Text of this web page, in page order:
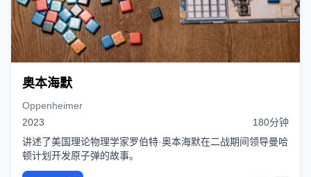
奥本海默
Oppenheimer
2023
180分钟
讲述了美国理论物理学家罗伯特·奥本海默在二战期间领导曼哈
顿计划开发原子弹的故事。